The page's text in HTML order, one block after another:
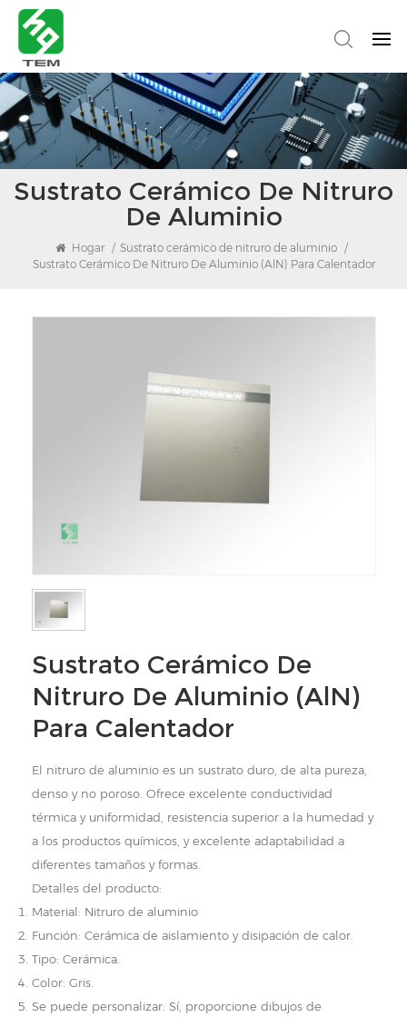
Sustrato Cerámico De Nitruro
De Aluminio
Hogar / Sustrato cerámico de nitruro de aluminio
/
Sustrato Cerámico De Nitruro De Aluminio (AlN) Para Calentador
Sustrato Cerámico De
Nitruro De Aluminio (AlN)
Para Calentador
El nitruro de aluminio es un sustrato duro, de alta pureza,
denso y no poroso. Ofrece excelente conductividad
térmica y uniformidad, resistencia superior a la humedad y
a los productos químicos, y excelente adaptabilidad a
diferentes tamaños y formas.
Detalles del producto:
Material: Nitruro de aluminio
Función: Cerámica de aislamiento y disipación de calor.
Tipo: Cerámica.
Color: Gris.
Se puede personalizar: Sí, proporcione dibujos de